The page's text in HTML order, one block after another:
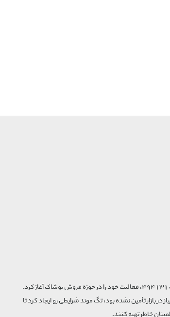
فروشگاه تگ موند از سال 1395 با نام ثبتی گسترش و نوآوری تگین و شماره ثبت 494131، فعالیت خود را در حوزه فروش پوشاک آغاز کرد.
در بازار تأمین نشده بود، تگ موند شرایطی رو ایجاد کرد تا
خاطر تهیه کنند.